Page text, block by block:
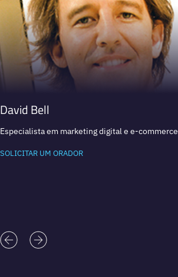
David Bell
Especialista em marketing digital e e-commerce
SOLICITAR UM ORADOR